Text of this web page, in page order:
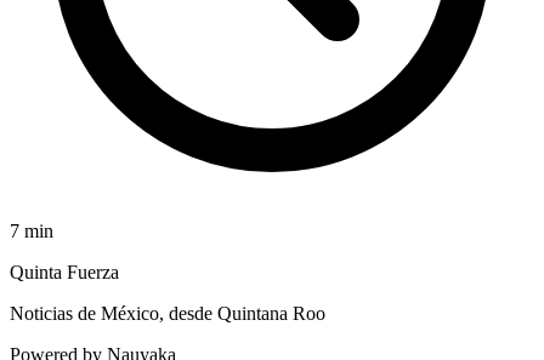
7 min
Quinta Fuerza
Noticias de México, desde Quintana Roo
Powered by Nauyaka